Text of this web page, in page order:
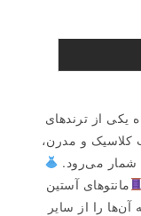
یکی از ترندهای
کلاسیک و مدرن،
شمار می‌رود.
مانتوهای آستین
را از سایر